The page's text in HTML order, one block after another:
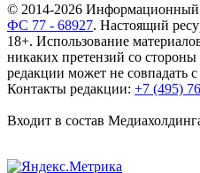
© 2014-2026 Информационный
ФС 77 - 68927. Настоящий
18+. Использование
никаких претензий со
редакции может не совпадать
Контакты редакции: +7 (495)
Входит в состав